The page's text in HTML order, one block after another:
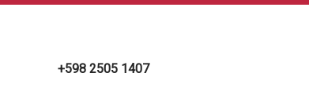
+598 2505 1407